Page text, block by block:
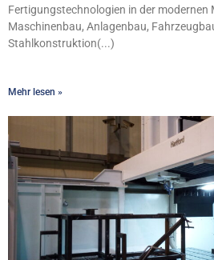
Fertigungstechnologien in der modernen
Maschinenbau, Anlagenbau,
Stahlkonstruktion(...)
Mehr lesen »